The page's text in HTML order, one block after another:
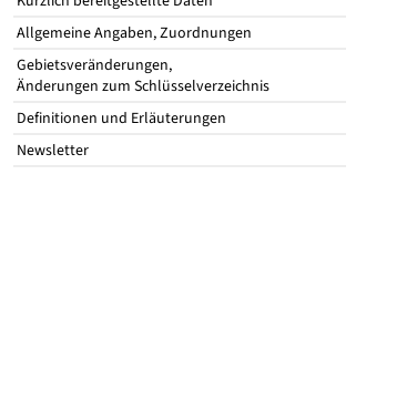
Allgemeine Angaben, Zuordnungen
Gebietsveränderungen,
Änderungen zum Schlüsselverzeichnis
Definitionen und Erläuterungen
Newsletter